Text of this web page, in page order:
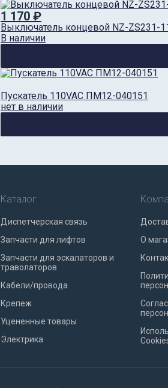
1 170 ₽
Выключатель концевой NZ-ZS231-
В наличии
Пускатель 110VAC ПМ12-040151
нет в наличии
Каталог
Диспетчерская связь
Запчасти для лифтов
Запчасти для эскалаторов и
траволаторов
Кабели/провода
Крепеж
Уцененные товары
Электрика
О